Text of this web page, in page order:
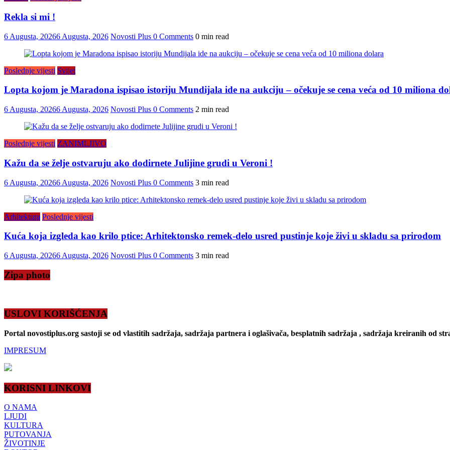
Rekla si mi !
6 Augusta, 20266 Augusta, 2026 Novosti Plus 0 Comments 0 min read
Poslednje vijesti Svijet
Lopta kojom je Maradona ispisao istoriju Mundijala ide na aukciju – očekuje se cena veća od 10 miliona
6 Augusta, 20266 Augusta, 2026 Novosti Plus 0 Comments 2 min read
Poslednje vijesti ZANIMLJIVO
Kažu da se želje ostvaruju ako dodirnete Julijine grudi u Veroni !
6 Augusta, 20266 Augusta, 2026 Novosti Plus 0 Comments 3 min read
Arhitektura Poslednje vijesti
Kuća koja izgleda kao krilo ptice: Arhitektonsko remek-delo usred pustinje koje živi u skladu sa prirodom
6 Augusta, 20266 Augusta, 2026 Novosti Plus 0 Comments 3 min read
Zipa photo
USLOVI KORIŠĆENJA
Portal novostiplus.org sastoji se od vlastitih sadržaja, sadržaja partnera i oglašivača, besplatnih sadržaja , sadržaja kreiranih od
IMPRESUM
KORISNI LINKOVI
O NAMA
LJUDI
KULTURA
PUTOVANJA
ŽIVOTINJE